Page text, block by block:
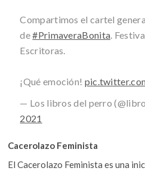
Compartimos el cartel
de#PrimaveraBonita.
Escritoras.
¡Qué emoción!
— Los libros del perro
2021
Cacerolazo Feminista
El Cacerolazo Feminista es una